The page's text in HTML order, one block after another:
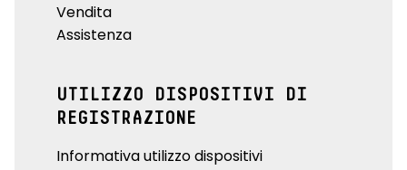
Vendita
Assistenza
UTILIZZO DISPOSITIVI DI
REGISTRAZIONE
Informativa utilizzo dispositivi